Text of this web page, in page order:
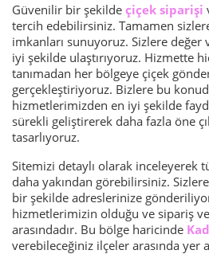
Güvenilir bir şekilde çiçek siparişi
tercih edebilirsiniz. Tamamen
imkanları sunuyoruz. Sizlere
iyi şekilde ulaştırıyoruz. Hizmette
tanımadan her bölgeye çiçek
gerçekleştiriyoruz. Bizlere bu
hizmetlerimizden en iyi şekilde
sürekli geliştirerek daha fazla öne
tasarlıyoruz.
Sitemizi detaylı olarak inceleyerek
daha yakından görebilirsiniz.
bir şekilde adreslerinize
hizmetlerimizin olduğu ve sipariş
arasındadır. Bu bölge haricinde
verebileceğiniz ilçeler arasında yer